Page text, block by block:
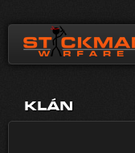
KLÁN